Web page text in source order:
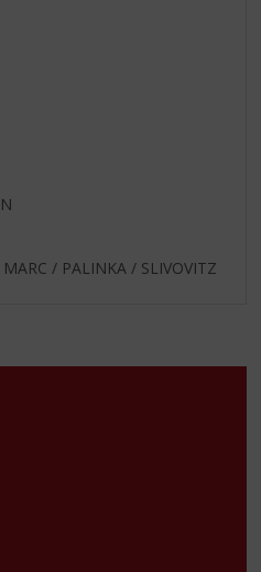
/ PALINKA / SLIVOVITZ